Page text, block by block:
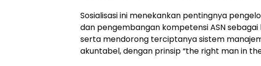
Sosialisasi ini menekankan pentingnya
dan pengembangan kompetensi ASN
serta mendorong terciptanya sistem
akuntabel, dengan prinsip “the right man in